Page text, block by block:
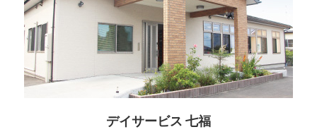
デイサービス 七福